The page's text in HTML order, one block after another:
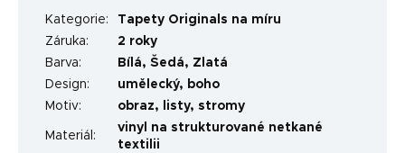
Kategorie:
Tapety Originals na míru
Záruka:
2 roky
Barva: Bílá, Šedá, Zlatá
Design: umělecký, boho
Motiv: obraz, listy, stromy
Materiál :
vinyl na strukturované netkané
textilii